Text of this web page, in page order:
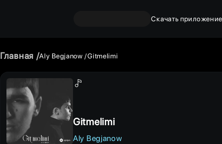
Скачать
Главная Aly Begjanow Gitmelimi
Gitmelimi
Aly Begjanow